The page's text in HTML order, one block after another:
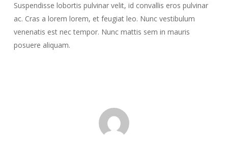
Suspendisse lobortis pulvinar velit, id convallis eros pulvinar
ac. Cras a lorem lorem, et feugiat leo. Nunc vestibulum
venenatis est nec tempor. Nunc mattis sem in mauris
posuere aliquam.